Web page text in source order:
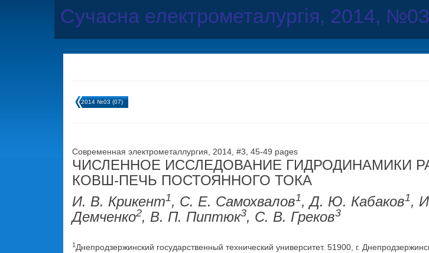
Сучасна електрометалургія, 2014, №03
2014 №03 (07)
Современная электрометаллургия, 2014, #3, 45-49 pages
ЧИСЛЕННОЕ ИССЛЕДОВАНИЕ ГИДРОДИНАМИКИ
КОВШ-ПЕЧЬ ПОСТОЯННОГО ТОКА
И. В. Крикент1, С. Е. Самохвалов1, Д. Ю. Кабаков1,
Демченко2, В. П. Пиптюк3, С. В. Греков3
1 Днепродзержинский государственный технический университет. 51900, г.